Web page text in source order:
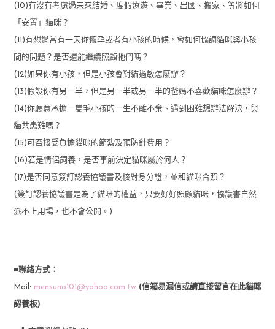
(10)有沒有考慮過未來結婚、度假遠遊、畢業、出國、搬家、等將如何
「安置」貓咪？
(11)有想過當有一天你懷孕或者有小孩的時候，會如何協調貓咪與小孩
間的問題？是否還能繼續照顧牠們嗎？
(12)如果你有小孩，但是小孩會對貓過敏怎麼辦？
(13)假設你有另一半，但是另一半或另一半的爸媽不喜歡貓咪怎麼辦？
(14)你願意承擔一隻毛小孩的一生不離不棄、遇到困難想辦法解決，與
貓共患難嗎？
(15)可否接受負擔貓咪的節紮及預防針費用？
(16)若是情侶飼養，是否事前決定貓咪屬於何人？
(17)是否同意簽訂認養協議書及核對身分證，並和貓咪合照？
(簽訂認養協議書是為了貓咪的權益，只要好好照顧貓咪，協議書自然
派不上用場，也不會公開。)
■聯絡方式：
Mail: mensuno101@yahoo.com.tw(信箱易漏信或請直接留言在此貓咪
認養板)